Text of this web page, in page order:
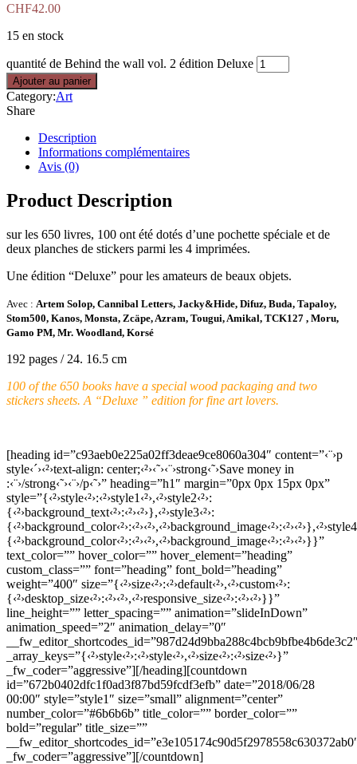
CHF42.00
15 en stock
quantité de Behind the wall vol. 2 édition Deluxe
Ajouter au panier
Category:Art
Share
Description
Informations complémentaires
Avis (0)
Product Description
sur les 650 livres, 100 ont été dotés d’une pochette spéciale et de
deux planches de stickers parmi les 4 imprimées.
Une édition “Deluxe” pour les amateurs de beaux objets.
Avec : Artem Solop, Cannibal Letters, Jacky&Hide, Difuz, Buda, Tapaloy,
Stom500, Kanos, Monsta, Zcäpe, Azram, Tougui, Amikal, TCK127 , Moru,
Gamo PM, Mr. Woodland, Korsé
192 pages / 24. 16.5 cm
100 of the 650 books have a special wood packaging and two
stickers sheets. A “Deluxe ” edition for fine art lovers.
[heading id=”c93aeb0e225a02ff3deae9ce8060a304″ content=”‹¨›p
style‹´›‹²›text-align: center;‹²›‹˜›‹¨›strong‹˜›Save money in
:‹¨›/strong‹˜›‹¨›/p‹˜›” heading=”h1″ margin=”0px 0px 15px 0px”
style=”{‹²›style‹²›:‹²›style1‹²›,‹²›style2‹²›:
{‹²›background_text‹²›:‹²›‹²›},‹²›style3‹²›:
{‹²›background_color‹²›:‹²›‹²›,‹²›background_image‹²›:‹²›‹²›}}”
text_color=”” hover_color=”” hover_element=”heading”
custom_class=”” font=”heading” font_bold=”heading”
weight=”400″ size=”{‹²›size‹²›:‹²›default‹²›,‹²›custom‹²›:
{‹²›desktop_size‹²›:‹²›‹²›,‹²›responsive_size‹²›:‹²›‹²›}}”
line_height=”” letter_spacing=”” animation=”slideInDown”
animation_speed=”2″ animation_delay=”0″
_array_keys=”{‹²›style‹²›:‹²›style‹²›,‹²›size‹²›:‹²›size‹²›}”
_fw_coder=”aggressive”][/heading][countdown
id=”672b0402dfc1f0ad3f87bd59fcdf3efb” date=”2018/06/28
00:00″ style=”style1″ size=”small” alignment=”center”
number_color=”#6b6b6b” title_color=”” border_color=””
bold=”regular” title_size=””
_fw_coder=”aggressive”][/countdown]